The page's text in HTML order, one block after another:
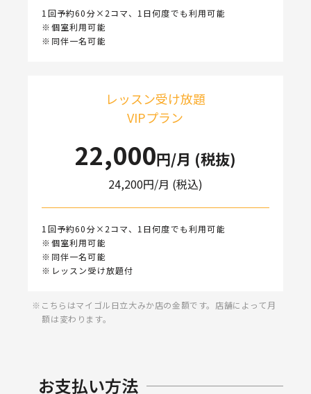
1回予約60分×2コマ、1日何度でも利用可能
※個室利用可能
※同伴一名可能
レッスン受け放題
VIPプラン
22,000円/月 (税抜)
24,200円/月 (税込)
1回予約60分×2コマ、1日何度でも利用可能
※個室利用可能
※同伴一名可能
※レッスン受け放題付
こちらはマイゴル日立大みか店の金額です。店舗によって月
額は変わります。
お支払い方法